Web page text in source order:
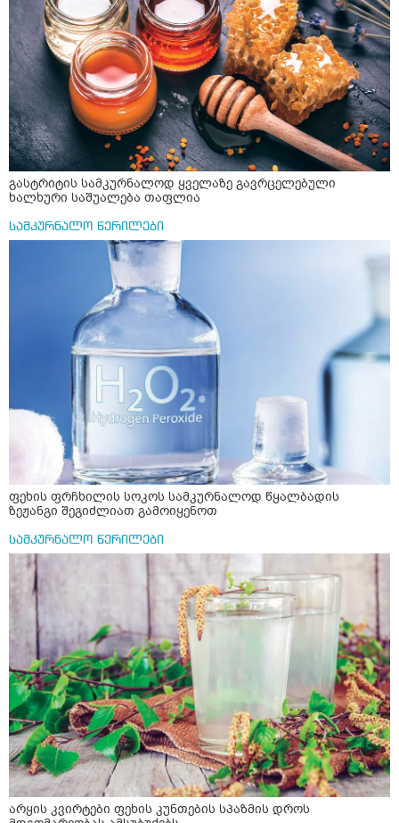
გასტრიტის სამკურნალოდ ყველაზე გავრცელებული
ხალხური საშუალება თაფლია
სამკურნალო წერილები
ფეხის ფრჩხილის სოკოს სამკურნალოდ წყალბადის
ზეჟანგი შეგიძლიათ გამოიყენოთ
სამკურნალო წერილები
არყის კვირტები ფეხის კუნთების სპაზმის დროს